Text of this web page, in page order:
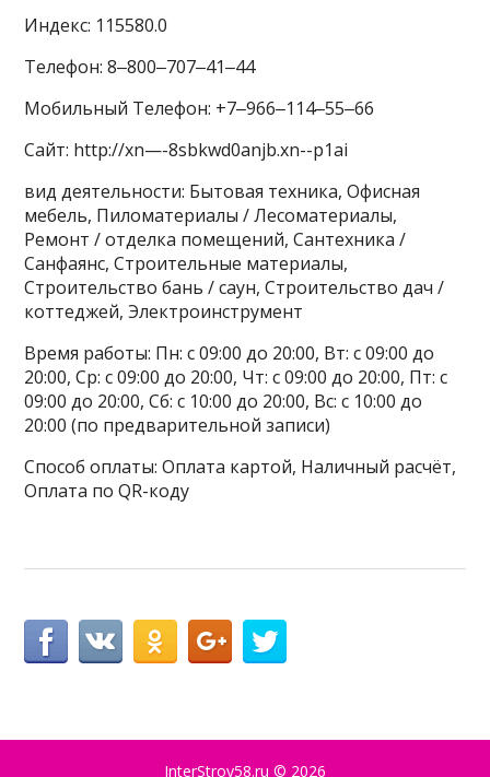
Индекс: 115580.0
Телефон: 8‒800‒707‒41‒44
Мобильный Телефон: +7‒966‒114‒55‒66
Сайт: http://xn—-8sbkwd0anjb.xn--p1ai
вид деятельности: Бытовая техника, Офисная
мебель, Пиломатериалы / Лесоматериалы,
Ремонт / отделка помещений, Сантехника /
Санфаянс, Строительные материалы,
Строительство бань / саун, Строительство дач /
коттеджей, Электроинструмент
Время работы: Пн: с 09:00 до 20:00, Вт: с 09:00 до
20:00, Ср: с 09:00 до 20:00, Чт: с 09:00 до 20:00, Пт: с
09:00 до 20:00, Сб: с 10:00 до 20:00, Вс: с 10:00 до
20:00 (по предварительной записи)
Способ оплаты: Оплата картой, Наличный расчёт,
Оплата по QR-коду
InterStroy58.ru © 2026